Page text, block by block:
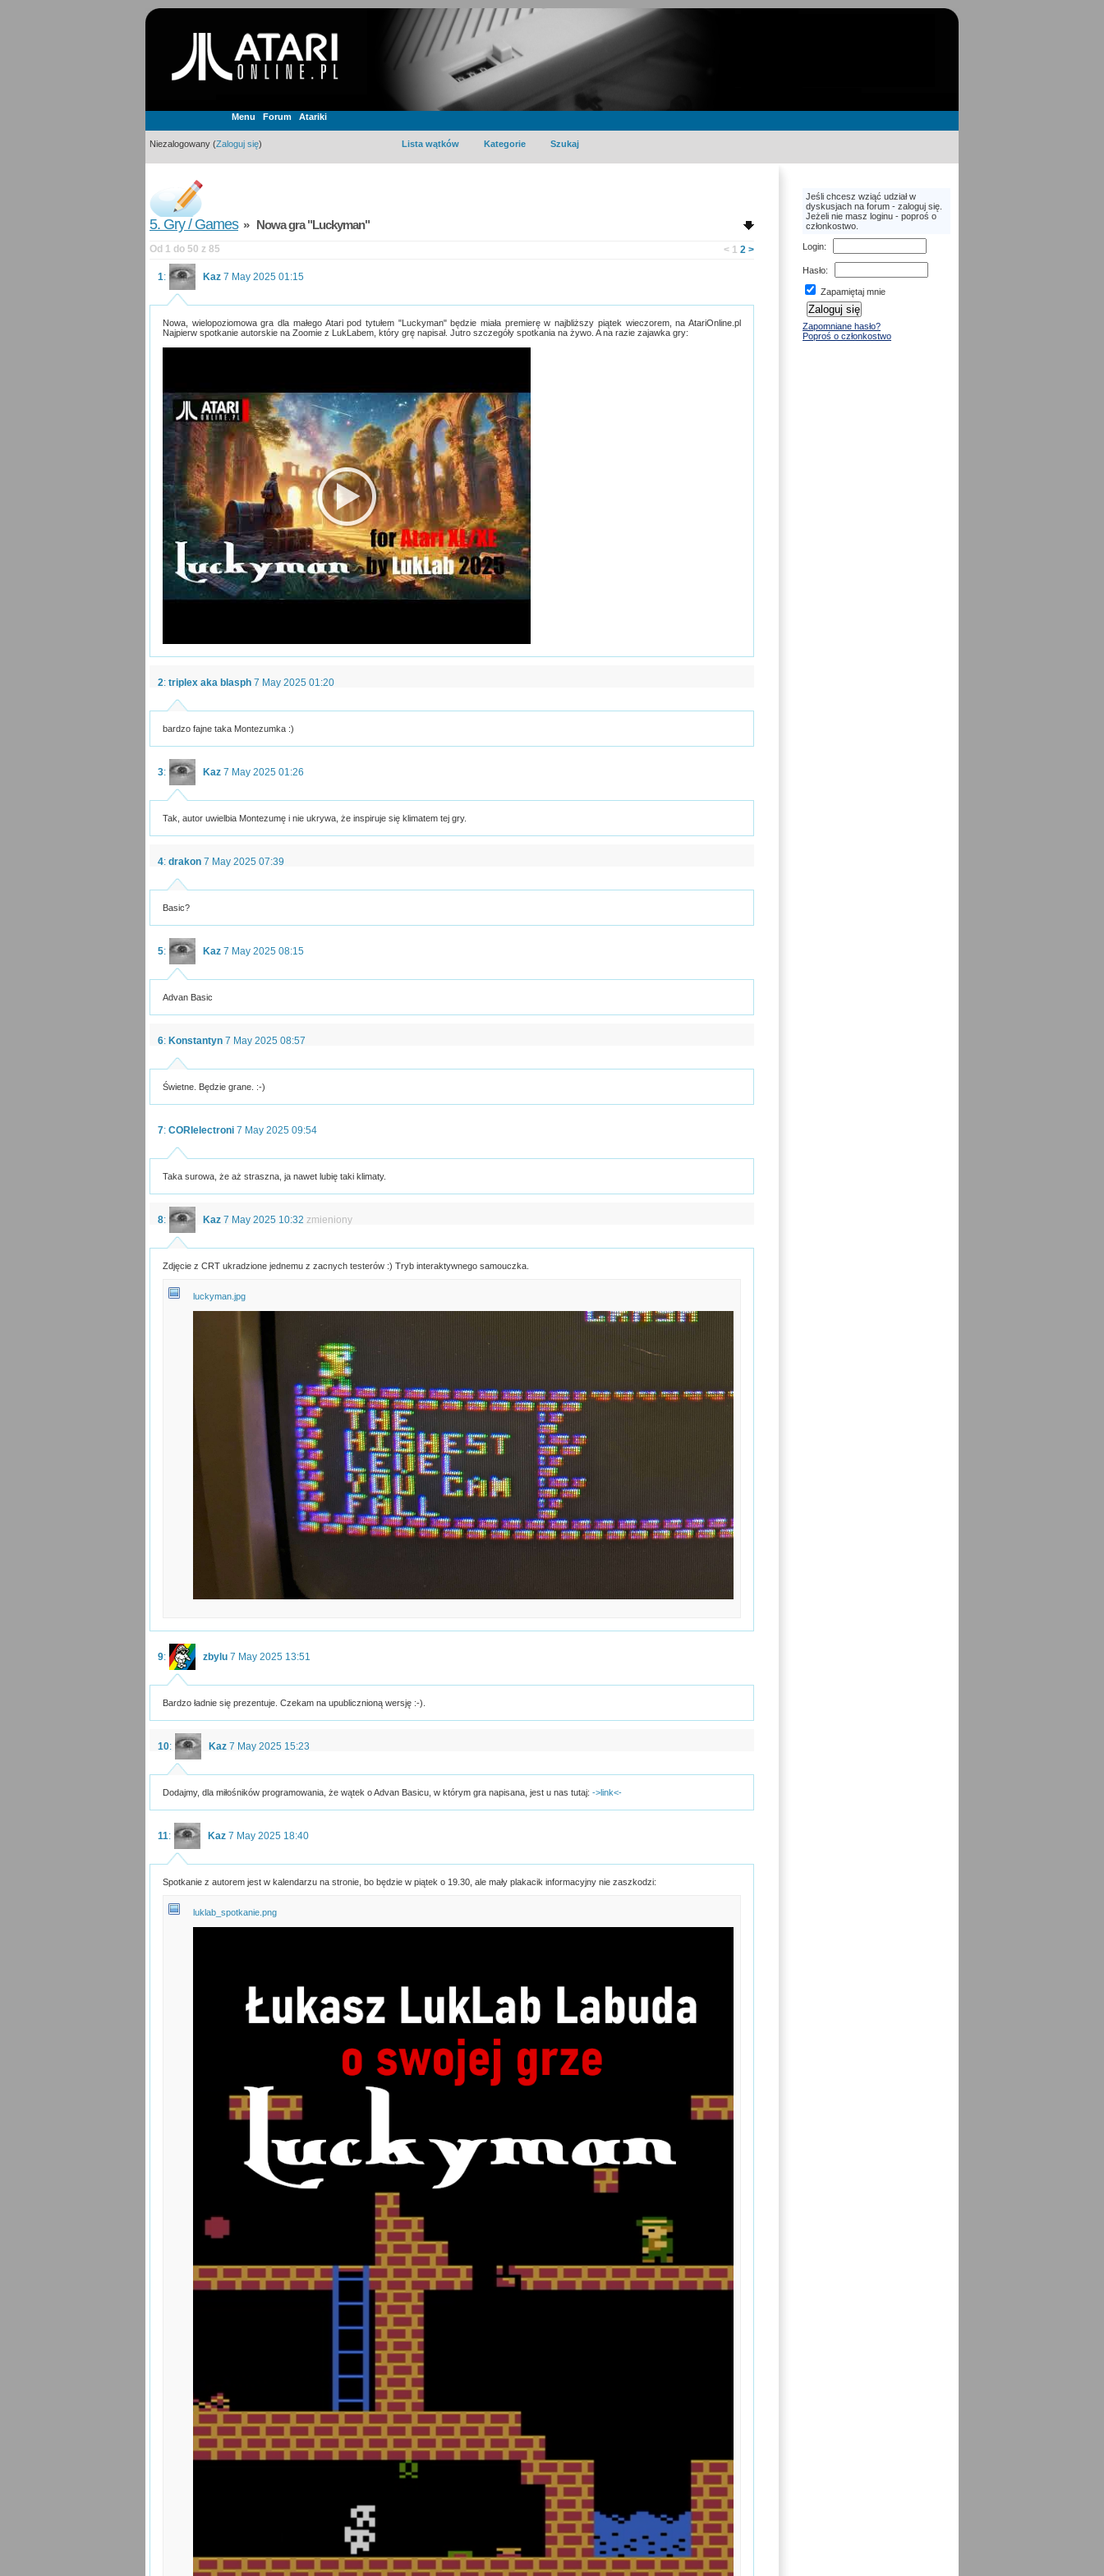
Menu Forum Atariki
Niezalogowany (Zaloguj się) Lista wątków Kategorie Szukaj
Jeśli chcesz wziąć udział w
dyskusjach na forum - zaloguj się.
Jeżeli nie masz loginu - poproś o
członkostwo.
Login:
Hasło:
Zapamiętaj mnie
Zapomniane hasło?
Poproś o członkostwo
5. Gry / Games» Nowa gra "Luckyman"
Od 1 do 50 z 85 < 1 2 >
1: Kaz 7 May 2025 01:15
Nowa, wielopoziomowa gra dla małego Atari pod tytułem "Luckyman" będzie miała premierę w najbliższy piątek wieczorem, na AtariOnline.pl
Najpierw spotkanie autorskie na Zoomie z LukLabem, który grę napisał. Jutro szczegóły spotkania na żywo. A na razie zajawka gry:
2: triplex aka blasph 7 May 2025 01:20
bardzo fajne taka Montezumka :)
3: Kaz 7 May 2025 01:26
Tak, autor uwielbia Montezumę i nie ukrywa, że inspiruje się klimatem tej gry.
4: drakon 7 May 2025 07:39
Basic?
5: Kaz 7 May 2025 08:15
Advan Basic
6: Konstantyn 7 May 2025 08:57
Świetne. Będzie grane. :-)
7: CORIelectroni 7 May 2025 09:54
Taka surowa, że aż straszna, ja nawet lubię taki klimaty.
8: Kaz 7 May 2025 10:32 zmieniony
Zdjęcie z CRT ukradzione jednemu z zacnych testerów :) Tryb interaktywnego samouczka.
luckyman.jpg
9: zbylu 7 May 2025 13:51
Bardzo ładnie się prezentuje. Czekam na upublicznioną wersję :-).
10: Kaz 7 May 2025 15:23
Dodajmy, dla miłośników programowania, że wątek o Advan Basicu, w którym gra napisana, jest u nas tutaj: ->link<-
11: Kaz 7 May 2025 18:40
Spotkanie z autorem jest w kalendarzu na stronie, bo będzie w piątek o 19.30, ale mały plakacik informacyjny nie zaszkodzi:
luklab_spotkanie.png